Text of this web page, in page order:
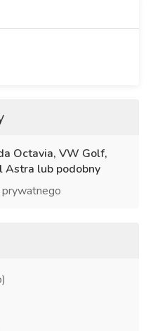
Octavia, VW Golf,
Astra lub podobny